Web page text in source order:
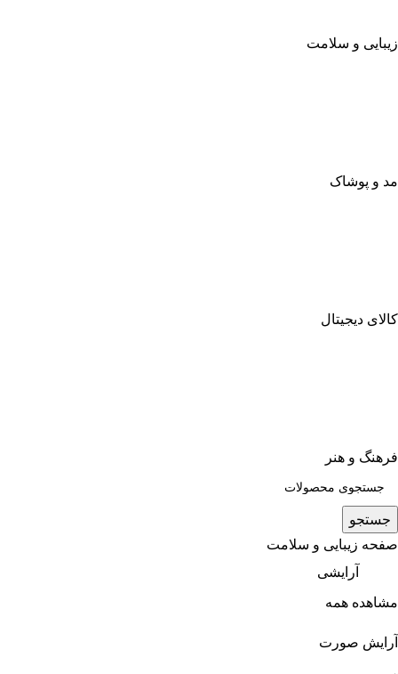
زیبایی و سلامت
مد و پوشاک
کالای دیجیتال
فرهنگ و هنر
جستجو
صفحه زیبایی و سلامت
آرایشی
مشاهده همه
آرایش صورت